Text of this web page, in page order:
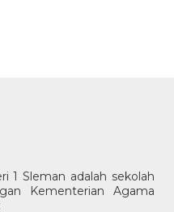
Sleman adalah sekolah
Kementerian Agama